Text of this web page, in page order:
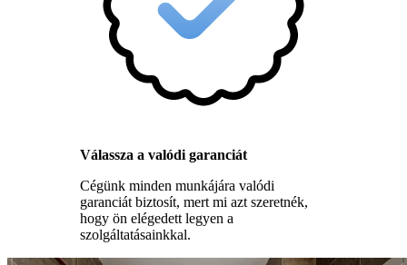
Válassza a valódi garanciát
Cégünk minden munkájára valódi
garanciát biztosít, mert mi azt szeretnék,
hogy ön elégedett legyen a
szolgáltatásainkkal.